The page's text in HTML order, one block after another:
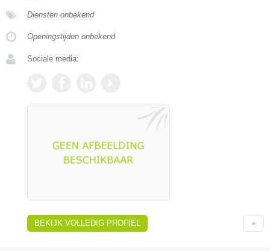
Diensten onbekend
Openingstijden onbekend
Sociale media:
BEKIJK VOLLEDIG PROFIEL